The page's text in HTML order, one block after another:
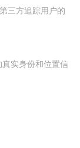
三方追踪用户的
实身份和位置信